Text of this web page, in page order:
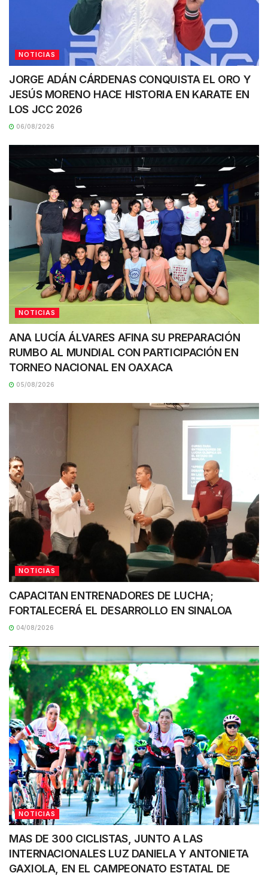
NOTICIAS
JORGE ADÁN CÁRDENAS CONQUISTA EL ORO Y
JESÚS MORENO HACE HISTORIA EN KARATE EN
LOS JCC 2026
06/08/2026
NOTICIAS
ANA LUCÍA ÁLVARES AFINA SU PREPARACIÓN
RUMBO AL MUNDIAL CON PARTICIPACIÓN EN
TORNEO NACIONAL EN OAXACA
05/08/2026
NOTICIAS
CAPACITAN ENTRENADORES DE LUCHA;
FORTALECERÁ EL DESARROLLO EN SINALOA
04/08/2026
NOTICIAS
MAS DE 300 CICLISTAS, JUNTO A LAS
INTERNACIONALES LUZ DANIELA Y ANTONIETA
GAXIOLA, EN EL CAMPEONATO ESTATAL DE